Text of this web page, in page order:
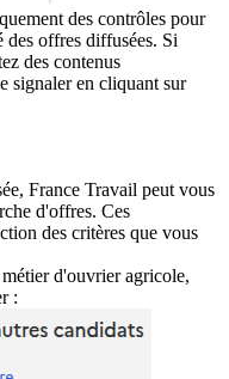
des contrôles pour
offres diffusées. Si
des contenus
signaler en cliquant sur
France Travail peut vous
d'offres. Ces
des critères que vous
d'ouvrier agricole,
: